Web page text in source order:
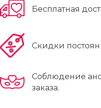
Бесплатная
Скидки
Соблюдение
заказа.